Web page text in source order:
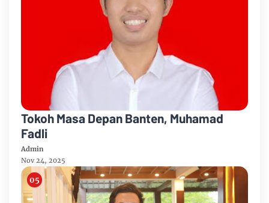
Tokoh Masa Depan Banten, Muhamad
Fadli
Admin
Nov 24, 2025